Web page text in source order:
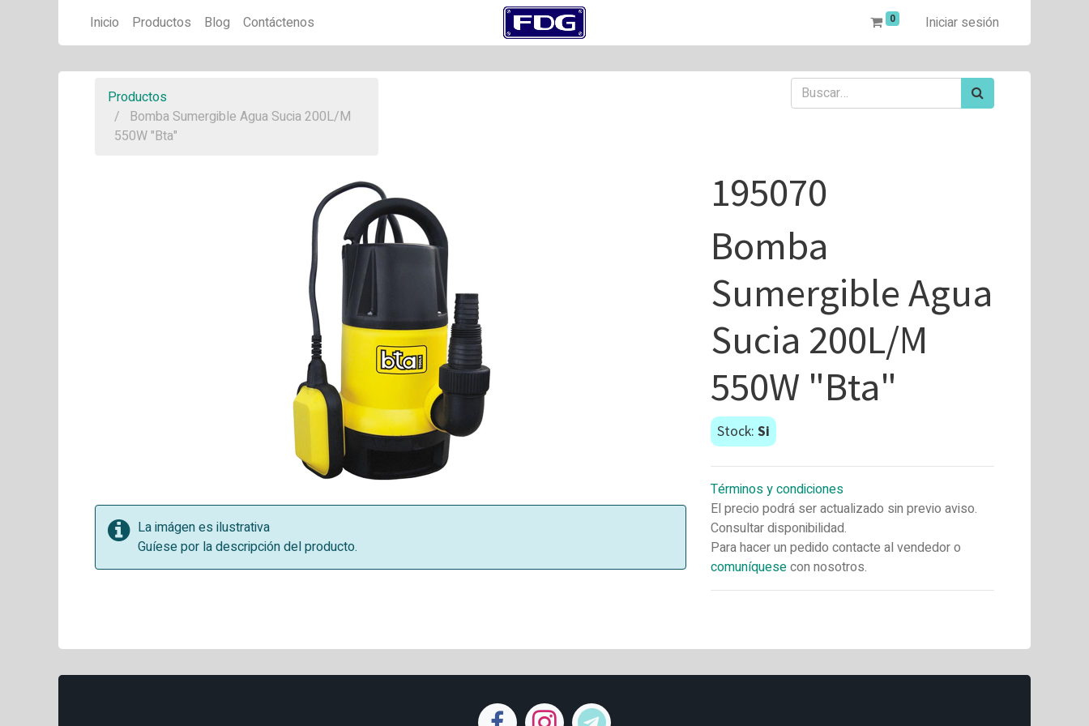
Inicio Productos Blog Contáctenos 0 Iniciar sesión
Productos
Bomba Sumergible Agua Sucia 200L/M
550W "Bta"
La imágen es ilustrativa
Guíese por la descripción del producto.
195070
Bomba
Sumergible Agua
Sucia 200L/M
550W "Bta"
Stock: Si
Términos y condiciones
El precio podrá ser actualizado sin previo aviso.
Consultar disponibilidad.
Para hacer un pedido contacte al vendedor o
comuníquesecon nosotros.